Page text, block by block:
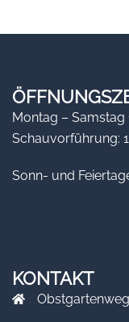
Montag – Samstag
Schauvorführung:
Sonn- und
KONTAKT